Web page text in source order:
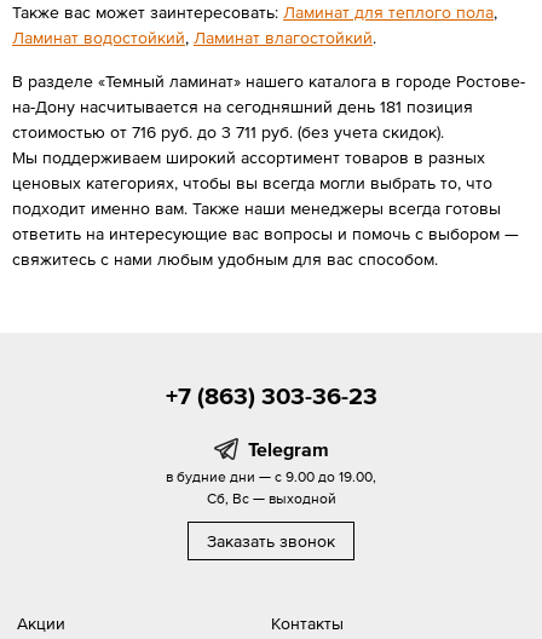
Также вас может заинтересовать: Ламинат для теплого пола,
Ламинат водостойкий, Ламинат влагостойкий.
В разделе «Темный ламинат» нашего каталога в городе Ростове-
на-Дону насчитывается на сегодняшний день 181 позиция
стоимостью от 716 руб. до 3 711 руб. (без учета скидок).
Мы поддерживаем широкий ассортимент товаров в разных
ценовых категориях, чтобы вы всегда могли выбрать то, что
подходит именно вам. Также наши менеджеры всегда готовы
ответить на интересующие вас вопросы и помочь с выбором —
свяжитесь с нами любым удобным для вас способом.
Акции Контакты
+7 (863) 303-36-23
Telegram
в будние дни — с 9.00 до 19.00,
Сб, Вс — выходной
Заказать звонок